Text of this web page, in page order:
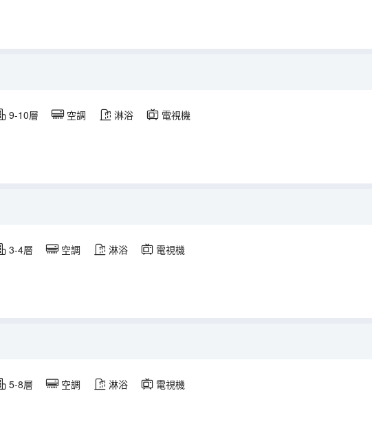
9-10層 空調 淋浴 電視機
3-4層 空調 淋浴 電視機
5-8層 空調 淋浴 電視機